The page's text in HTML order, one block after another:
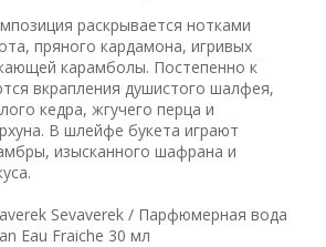
раскрывается нотками
пряного кардамона, игривых
карамболы. Постепенно к
вкрапления душистого шалфея,
кедра, жгучего перца и
В шлейфе букета играют
изысканного шафрана и
Sevaverek / Парфюмерная вода
Eau Fraiche 30 мл